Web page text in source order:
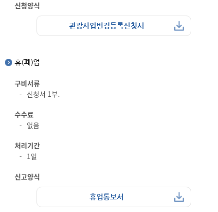
신청양식
관광사업변경등록신청서
휴(폐)업
구비서류
신청서 1부.
수수료
없음
처리기간
1일
신고양식
휴업통보서